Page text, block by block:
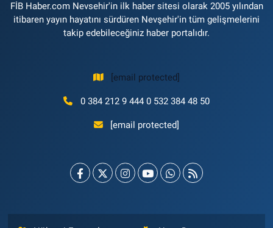
FİB Haber.com Nevsehir'in ilk haber sitesi olarak 2005 yılından
itibaren yayın hayatını sürdüren Nevşehir'in tüm gelişmelerini
takip edebileceğiniz haber portalıdır.
[email protected]
0 384 212 9 444 0 532 384 48 50
[email protected]